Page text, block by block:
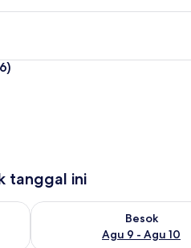
tanggal ini
Agu 8 - Agu 9
Besok
Agu 9 - Agu 10
Periksa ketersediaan untuk